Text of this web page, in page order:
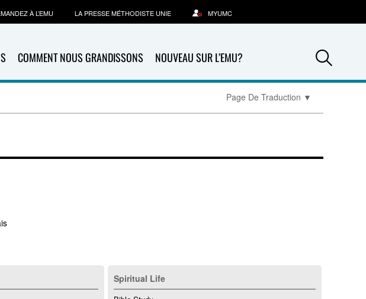
COMMENT NOUS GRANDISSONS NOUVEAU SUR L’EMU?
À L’EMU LA PRESSE MÉTHODISTE UNIE MYUMC
Page De Traduction ▼
Spiritual Life